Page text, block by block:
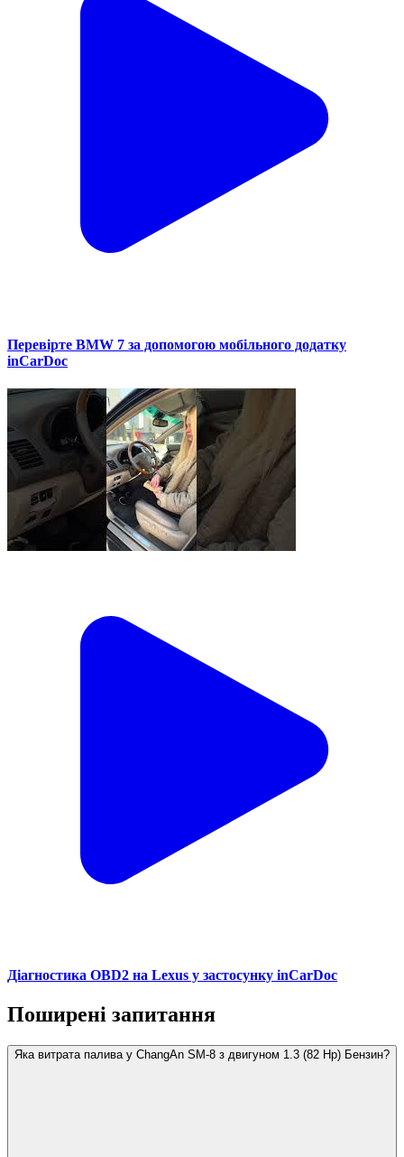
Перевірте BMW 7 за допомогою мобільного додатку
inCarDoc
Діагностика OBD2 на Lexus у застосунку inCarDoc
Поширені запитання
Яка витрата палива у ChangAn SM-8 з двигуном 1.3 (82 Hp) Бензин?